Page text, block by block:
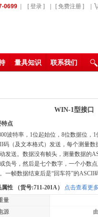
量具知识 联系我们
[ 登录 ] [ 免费注册 ]
0699
WIN-1型接口
特点
波特率，1位起始位，8位数据位，
码（及文本格式）发送，每个测量数
发送。数据没有帧头，测量数据的
负号，然后是七个数字，一个小数
一帧数据结束后是“回车符”的ASCII
属性 （货号:711-201A） 点击查看更
量
源